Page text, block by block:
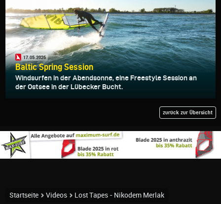
17.05.2026
Baltic Spring Session
Windsurfen in der Abendsonne, eine Freestyle Session an
der Ostsee in der Lübecker Bucht.
zurück zur Übersicht
Startseite Videos Lost Tapes - Nikodem Merlak